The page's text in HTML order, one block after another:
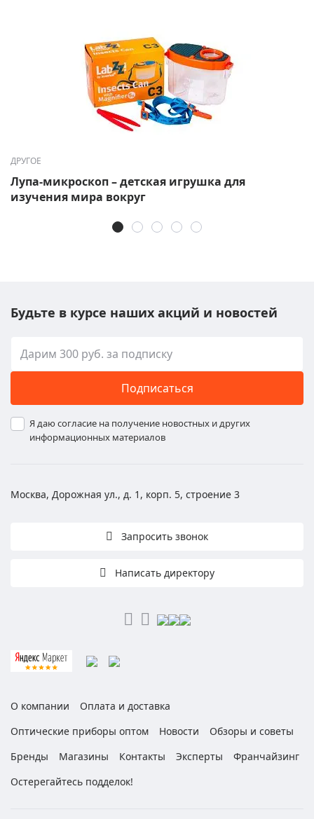
ДРУГОЕ
Лупа-микроскоп – детская игрушка для
изучения мира вокруг
Будьте в курсе наших акций и новостей
Подписаться
Я даю согласие на получение новостных и других
информационных материалов
Москва, Дорожная ул., д. 1, корп. 5, строение 3
Запросить звонок
Написать директору
О компании
Оплата и доставка
Оптические приборы оптом
Новости
Обзоры и советы
Бренды
Магазины Контакты Эксперты
Франчайзинг
Остерегайтесь подделок!